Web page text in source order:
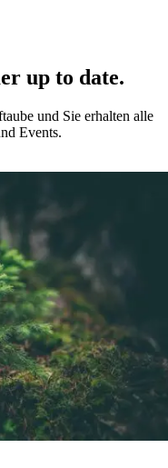
up to date.
und Sie erhalten alle
Events.